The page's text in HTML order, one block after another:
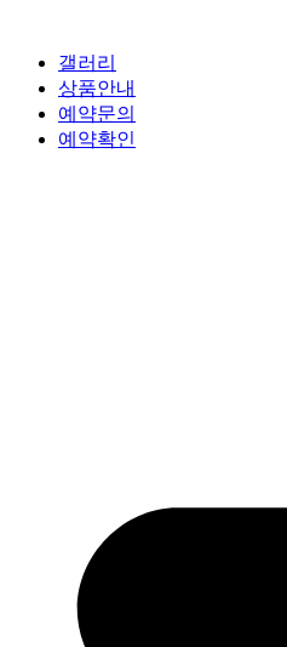
갤러리
상품안내
예약문의
예약확인